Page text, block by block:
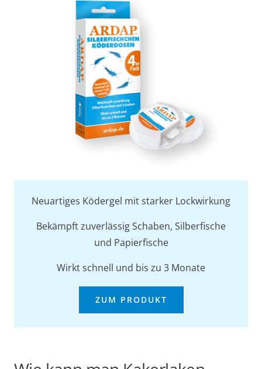
Neuartiges Ködergel mit starker Lockwirkung
Bekämpft zuverlässig Schaben, Silberfische
und Papierfische
Wirkt schnell und bis zu 3 Monate
ZUM PRODUKT